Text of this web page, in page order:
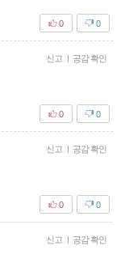
0
0
신고 공감 확인
0
0
신고 공감 확인
0
0
신고 공감 확인